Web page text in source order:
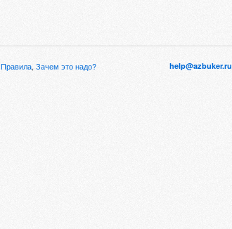
Правила, Зачем это надо? help@azbuker.ru